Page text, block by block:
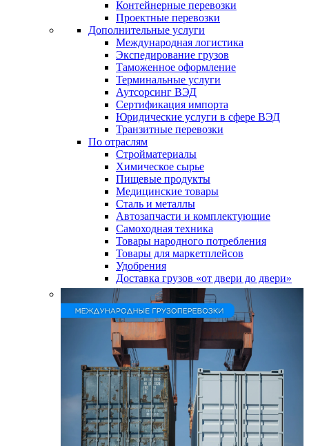
Контейнерные перевозки
Проектные перевозки
Дополнительные услуги
Международная логистика
Экспедирование грузов
Таможенное оформление
Терминальные услуги
Аутсорсинг ВЭД
Сертификация импорта
Юридические услуги в сфере ВЭД
Транзитные перевозки
По отраслям
Стройматериалы
Химическое сырье
Пищевые продукты
Медицинские товары
Сталь и металлы
Автозапчасти и комплектующие
Самоходная техника
Товары народного потребления
Товары для маркетплейсов
Удобрения
Доставка грузов «от двери до двери»